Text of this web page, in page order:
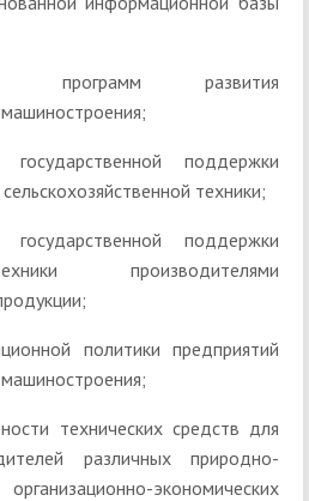
программ развития
поддержки
техники;
поддержки
производителями
политики предприятий
технических средств для
различных природно-
экономических